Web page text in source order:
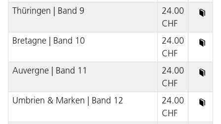
Thüringen | Band 9
24.00
CHF
Bretagne | Band 10
24.00
CHF
Auvergne | Band 11
24.00
CHF
Umbrien & Marken | Band 12
24.00
CHF